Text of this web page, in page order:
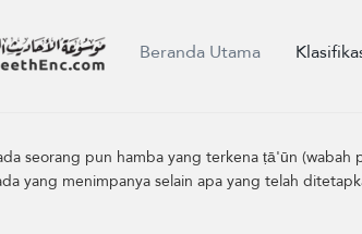
Beranda Utama
seorang pun hamba yang terkena ṭā'ūn
yang menimpanya selain apa yang telah